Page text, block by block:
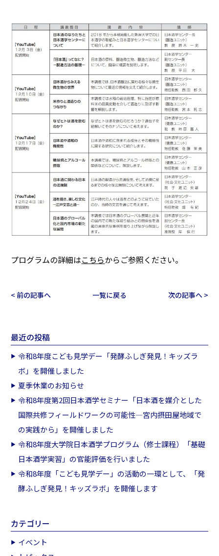
プログラムの詳細はこちらからご参照ください。
< 前の記事へ 一覧に戻る 次の記事へ >
最近の投稿
令和8年度こども見学デー「発酵ふしぎ発見！キッズラ
ボ」を開催しました
夏季休業のお知らせ
令和8年度第2回日本酒学セミナー「日本酒を媒介とした
国際共修フィールドワークの可能性―宮内摂田屋地域で
の実践から」を開催しました
令和8年度大学院日本酒学プログラム（修士課程）「基礎
日本酒学実習」の官能評価を行いました
令和8年度「こども見学デー」の活動の一環として、「発
酵ふしぎ発見！キッズラボ」を開催します
カテゴリー
イベント